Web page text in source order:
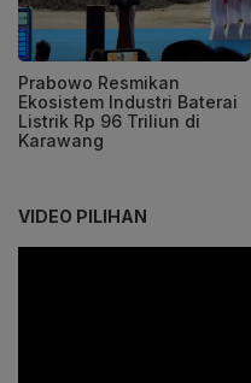
Prabowo Resmikan
Ekosistem Industri Baterai
Listrik Rp 96 Triliun di
Karawang
VIDEO PILIHAN